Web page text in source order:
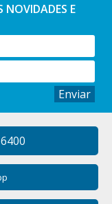
NOVIDADES E
Enviar